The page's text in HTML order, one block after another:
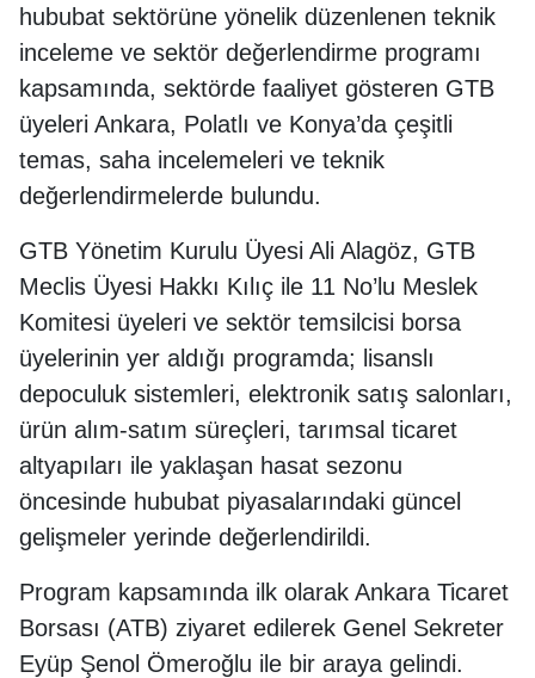
hububat sektörüne yönelik düzenlenen teknik
inceleme ve sektör değerlendirme programı
kapsamında, sektörde faaliyet gösteren GTB
üyeleri Ankara, Polatlı ve Konya’da çeşitli
temas, saha incelemeleri ve teknik
değerlendirmelerde bulundu.
GTB Yönetim Kurulu Üyesi Ali Alagöz, GTB
Meclis Üyesi Hakkı Kılıç ile 11 No’lu Meslek
Komitesi üyeleri ve sektör temsilcisi borsa
üyelerinin yer aldığı programda; lisanslı
depoculuk sistemleri, elektronik satış salonları,
ürün alım-satım süreçleri, tarımsal ticaret
altyapıları ile yaklaşan hasat sezonu
öncesinde hububat piyasalarındaki güncel
gelişmeler yerinde değerlendirildi.
Program kapsamında ilk olarak Ankara Ticaret
Borsası (ATB) ziyaret edilerek Genel Sekreter
Eyüp Şenol Ömeroğlu ile bir araya gelindi.